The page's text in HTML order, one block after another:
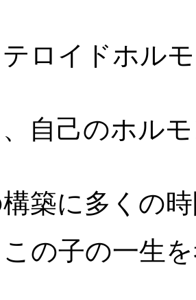
ロイドホル
自己のホル
築に多くの
の子の一生